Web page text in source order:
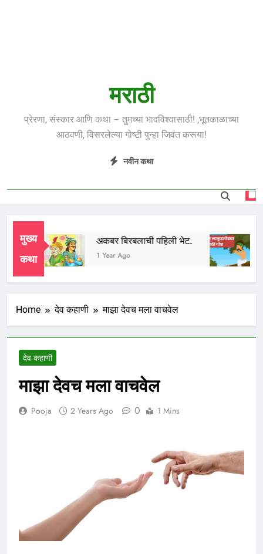
मराठी
प्रेरणा, संस्कार आणि कथा – तुमच्या भावविश्वासाठी! ,भूतकाळाच्या
आठवणी, विसरलेल्या गोष्टी पुन्हा जिवंत करूया!
नवीन कथा
मुख्य
कथा
अकबर बिरबलाची पहिली भेट.
1 Year Ago
Home देव कहाणी माझा देवच मला वाचवेल
देव कहाणी
माझा देवच मला वाचवेल
Pooja 2 Years Ago 0 1 Mins